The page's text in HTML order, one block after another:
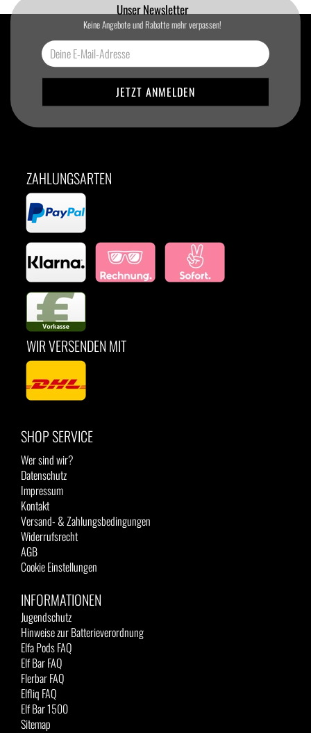
Unser Newsletter
Keine Angebote und Rabatte mehr verpassen!
ZAHLUNGSARTEN
WIR VERSENDEN MIT
SHOP SERVICE
Wer sind wir?
Datenschutz
Impressum
Kontakt
Versand- & Zahlungsbedingungen
Widerrufsrecht
AGB
Cookie Einstellungen
INFORMATIONEN
Jugendschutz
Hinweise zur Batterieverordnung
Elfa Pods FAQ
Elf Bar FAQ
Flerbar FAQ
Elfliq FAQ
Elf Bar 1500
Sitemap